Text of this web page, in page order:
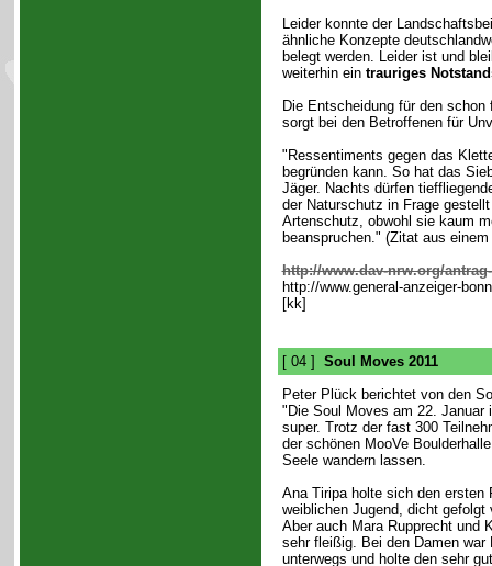
Leider konnte der
ähnliche Konzepte
belegt werden. Leider ist und
weiterhin ein trauriges
Die Entscheidung für den
sorgt bei den Betroffenen für
"Ressentiments gegen das
begründen kann. So hat das
Jäger. Nachts dürfen
der Naturschutz in Frage
Artenschutz, obwohl sie kaum
beanspruchen." (Zitat aus
http://www.dav-nrw.org/
http://www.general-anzeiger-
[kk]
[ 04 ] Soul Moves 2011
Peter Plück berichtet von den
"Die Soul Moves am 22. Januar
super. Trotz der fast 300
der schönen MooVe
Seele wandern lassen.
Ana Tiripa holte sich den ersten
weiblichen Jugend, dicht gefolgt
Aber auch Mara Rupprecht und
sehr fleißig. Bei den Damen war
unterwegs und holte den sehr